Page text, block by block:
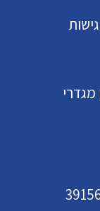
מגדרי